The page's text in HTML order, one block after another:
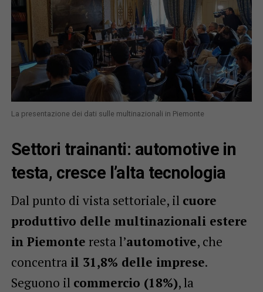
La presentazione dei dati sulle multinazionali in Piemonte
Settori trainanti: automotive in
testa, cresce l’alta tecnologia
Dal punto di vista settoriale, il cuore
produttivo delle multinazionali estere
in Piemonte resta l’automotive, che
concentra il 31,8% delle imprese.
Seguono il commercio (18%), la